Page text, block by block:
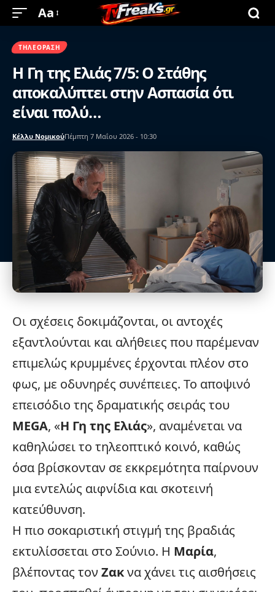
Aa
ΤΗΛΕΌΡΑΣΗ
Η Γη της Ελιάς 7/5: Ο Στάθης
αποκαλύπτει στην Ασπασία ότι
είναι πολύ…
Κέλλυ ΝομικούΠέμπτη 7 Μαΐου 2026 - 10:30
Οι σχέσεις δοκιμάζονται, οι αντοχές
εξαντλούνται και αλήθειες που παρέμεναν
επιμελώς κρυμμένες έρχονται πλέον στο
φως, με οδυνηρές συνέπειες. Το αποψινό
επεισόδιο της δραματικής σειράς του
MEGA, «Η Γη της Ελιάς», αναμένεται να
καθηλώσει το τηλεοπτικό κοινό, καθώς
όσα βρίσκονταν σε εκκρεμότητα παίρνουν
μια εντελώς αιφνίδια και σκοτεινή
κατεύθυνση.
Η πιο σοκαριστική στιγμή της βραδιάς
εκτυλίσσεται στο Σούνιο. Η Μαρία,
βλέποντας τον Ζακνα χάνει τις αισθήσεις